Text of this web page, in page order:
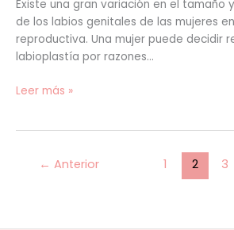
Existe una gran variación en el tamaño
de los labios genitales de las mujeres
reproductiva. Una mujer puede decidir
labioplastía por razones…
Labioplastia
Leer más »
← Anterior 1 2 3